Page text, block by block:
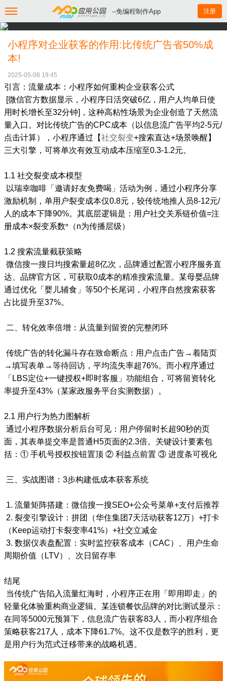
--免编程制作App 注册
小程序对企业获客的作用:比传统广告省50%成
本!
2025-05-08 19:45
引言：流量成本：小程序如何重构企业获客公式
[微信官方数据显示，小程序日活突破6亿，用户人均单日使
用时长增长至32分钟]，这种高粘性场景为企业创造了天然流
量入口。对比传统广告的CPC成本（以信息流广告平均2-5元/
点击计算），小程序通过【社交裂变+搜索直达+场景唤醒】
三大引擎，可将单次有效互动成本压缩至0.3-1.2元。
1.1 社交裂变成本模型
以瑞幸咖啡「邀请好友免费喝」活动为例，通过小程序分享
激励机制，单用户裂变成本仅0.8元，较传统地推人员8-12元/
人的成本下降90%。其底层逻辑是：用户社交关系链价值=注
册成本×裂变系数ⁿ（n为传播层级）
1.2 搜索流量截获策略
微信搜一搜日均搜索量超8亿次，品牌通过配置小程序服务直
达、品牌官方区，可获取0成本的精准搜索流量。某母婴品牌
通过优化「婴儿辅食」等50个长尾词，小程序自然搜索获客
占比提升至37%。
二、转化效率倍增：从流量到留资的完整闭环
传统广告的转化漏斗存在致命断点：用户点击广告→着陆页
→填写表单→等待回访，平均流失率超76%。而小程序通过
「LBS定位+一键授权+即时客服」功能组合，可将留资转化
率提升至43%（某家政服务平台实测数据）。
2.1 用户行为热力图解析
通过小程序数据分析后台可见：用户停留时长超90秒的页
面，其表单提交率是普通H5页面的2.3倍。关键设计要素包
括：① 手机号授权按钮置顶 ② 利益点前置 ③ 进度条可视化
三、实战图谱：3步构建低成本获客系统
1. 流量矩阵搭建：微信搜一搜SEO+公众号菜单+支付后推荐
2. 裂变引擎设计：拼团（华住集团7天活动获客12万）+打卡
（Keep运动打卡裂变率41%）+社交立减金
3. 数据仪表盘配置：实时监控获客成本（CAC）、用户生命
周期价值（LTV）、次日留存率
结尾
当传统广告陷入流量红海时，小程序正在用「即用即走」的
轻量化体验重构商业逻辑。某连锁餐饮品牌的对比测试显示：
在同等5000元预算下，信息流广告获客83人，而小程序组合
策略获客217人，成本下降61.7%。这不仅是数字的胜利，更
是用户行为范式迁移带来的战略机遇。